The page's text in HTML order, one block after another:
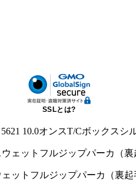
SSLとは?
10.0オンスT/Cボックスシ
ットフルジップパーカ（裏起